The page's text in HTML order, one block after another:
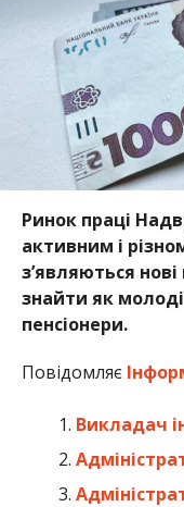
Ринок праці
активним і
з’являються
знайти як молоді
пенсіонери.
Повідомляє
Викладач